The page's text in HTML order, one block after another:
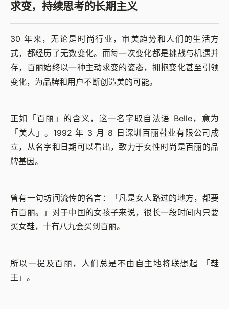
求变，持续思考的长期主义
30 年来，无论是时尚行业，审美趋势和人们的生活方
式，都经历了无数变化。而每一次变化都是挑战与机遇并
存，百丽始终以一种主动求变的姿态，拥抱变化甚至引领
变化，为品牌和用户不断创造美的可能。
正如「百丽」的含义，这一名字取自法语 Belle，意为
「美人」。1992 年 3 月 8 日深圳百丽鞋业有限公司成
立，从名字和日期可以看出，致力于女性时尚是百丽的品
牌基因。
曾有一句坊间流传的名言：「凡是女人路过的地方，都要
有百丽。」对于中国的女孩子来说，很长一段时间内只要
买女鞋，十有八九会买到百丽。
所以一提及百丽，人们总是不由自主地将联想起 「鞋
王」。